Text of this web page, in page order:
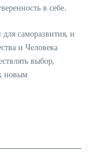
в себе.
саморазвития, и
и Человека
выбор,
новым